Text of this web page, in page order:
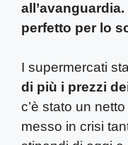
all’avanguardia.
perfetto per lo
I supermercati
di più i prezzi
c’è stato un
messo in crisi